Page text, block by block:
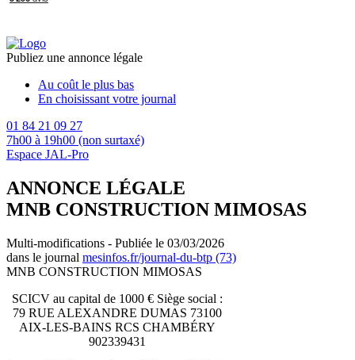
Publiez une annonce légale
Au coût le plus bas
En choisissant votre journal
01 84 21 09 27
7h00 à 19h00 (non surtaxé)
Espace JAL-Pro
ANNONCE LÉGALE
MNB CONSTRUCTION MIMOSAS
Multi-modifications - Publiée le 03/03/2026
dans le journal mesinfos.fr/journal-du-btp (73)
MNB CONSTRUCTION MIMOSAS
SCICV au capital de 1000 € Siège social :
79 RUE ALEXANDRE DUMAS 73100
AIX-LES-BAINS RCS CHAMBÉRY
902339431